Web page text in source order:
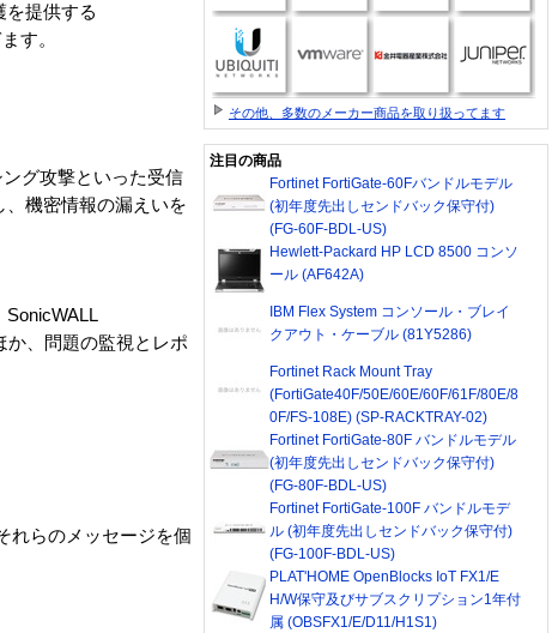
を提供する
す。
グ攻撃といった受信
機密情報の漏えいを
か、問題の監視とレポ
れらのメッセージを個
その他、多数のメーカー商品を取り扱ってます
注目の商品
Fortinet FortiGate-60Fバンドルモデル
(初年度先出しセンドバック保守付)
(FG-60F-BDL-US)
Hewlett-Packard HP LCD 8500 コンソ
ール (AF642A)
IBM Flex System コンソール・ブレイ
クアウト・ケーブル (81Y5286)
Fortinet Rack Mount Tray
(FortiGate40F/50E/60E/60F/61F/80E/8
0F/FS-108E) (SP-RACKTRAY-02)
Fortinet FortiGate-80F バンドルモデル
(初年度先出しセンドバック保守付)
(FG-80F-BDL-US)
Fortinet FortiGate-100F バンドルモデ
ル (初年度先出しセンドバック保守付)
(FG-100F-BDL-US)
PLAT'HOME OpenBlocks IoT FX1/E
H/W保守及びサブスクリプション1年付
属 (OBSFX1/E/D11/H1S1)